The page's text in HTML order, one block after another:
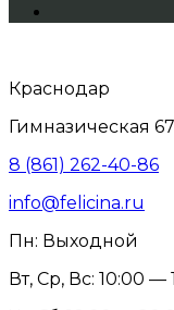
Краснодар
Гимназическая 67
8 (861) 262-40-86
info@felicina.ru
Пн: Выходной
Вт, Ср, Вс: 10:00 —